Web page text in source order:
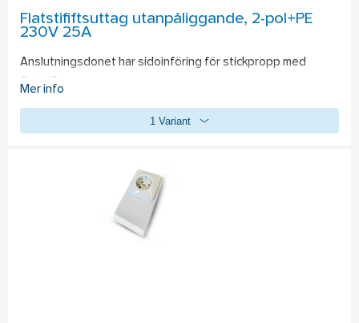
Flatstififtsuttag utanpåliggande, 2-pol+PE
230V 25A
Anslutningsdonet har sidoinföring för stickpropp med
flatstift.
Mer info
1 Variant